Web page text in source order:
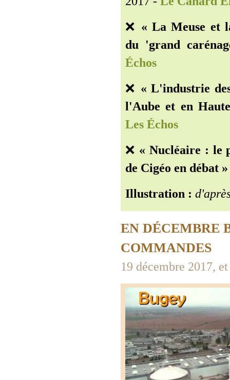
❌ « La Meuse et
du 'grand
Échos
❌ « L'industrie
l'Aube et en
Les Échos
❌ « Nucléaire : le
de Cigéo en débat
Illustration :
EN DÉCEMBRE
COMMANDES
19 décembre 2017,